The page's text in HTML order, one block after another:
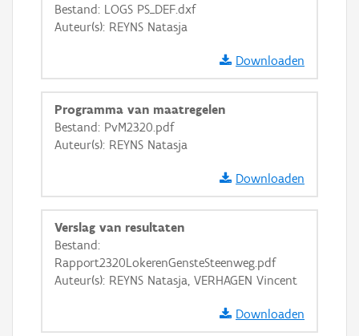
+ −
Basis Lagen
Ortho
GRB-Basiskaart
GRB-Basiskaart in grijswaarden
Bestand: LOGS PS_DEF.dxf
Auteur(s): REYNS Natasja
Downloaden
Programma van maatregelen
Bestand: PvM2320.pdf
Auteur(s): REYNS Natasja
Downloaden
Verslag van resultaten
Bestand:
Rapport2320LokerenGensteSteenweg.pdf
Auteur(s): REYNS Natasja, VERHAGEN Vincent
Downloaden